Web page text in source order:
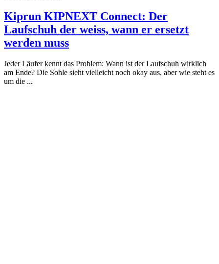
Kiprun KIPNEXT Connect: Der
Laufschuh der weiss, wann er ersetzt
werden muss
Jeder Läufer kennt das Problem: Wann ist der Laufschuh wirklich
am Ende? Die Sohle sieht vielleicht noch okay aus, aber wie steht es
um die ...